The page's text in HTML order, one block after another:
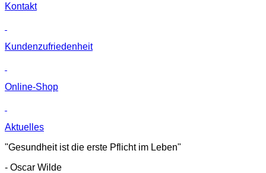
Kontakt
Kunden­zufriedenheit
Online-Shop
Aktuelles
"Gesundheit ist die erste Pflicht im Leben"
- Oscar Wilde